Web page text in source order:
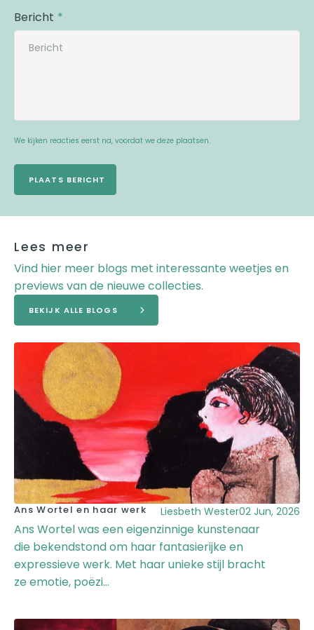
Bericht
We kijken reacties eerst na, voordat we deze plaatsen.
PLAATS BERICHT
Lees meer
Vind hier meer blogs met interessante weetjes en
previews van de nieuwe collecties.
BEKIJK ALLE BLOGS
Ans Wortel en haar werk Liesbeth Wester02 Jun, 2026
Ans Wortel was een eigenzinnige kunstenaar
die bekendstond om haar fantasierijke en
expressieve werk. Met haar unieke stijl bracht
ze emotie, poëzi...